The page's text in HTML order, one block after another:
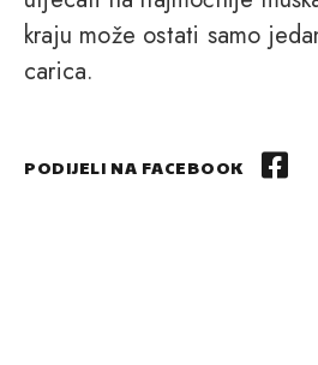
kraju može ostati samo
carica.
PODIJELI NA FACEBOOK